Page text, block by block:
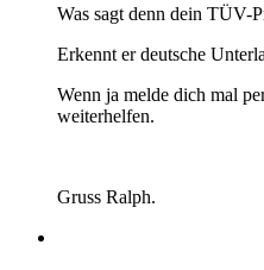
Was sagt denn dein TÜV-
Erkennt er deutsche
Wenn ja melde dich mal
weiterhelfen.
Gruss Ralph.